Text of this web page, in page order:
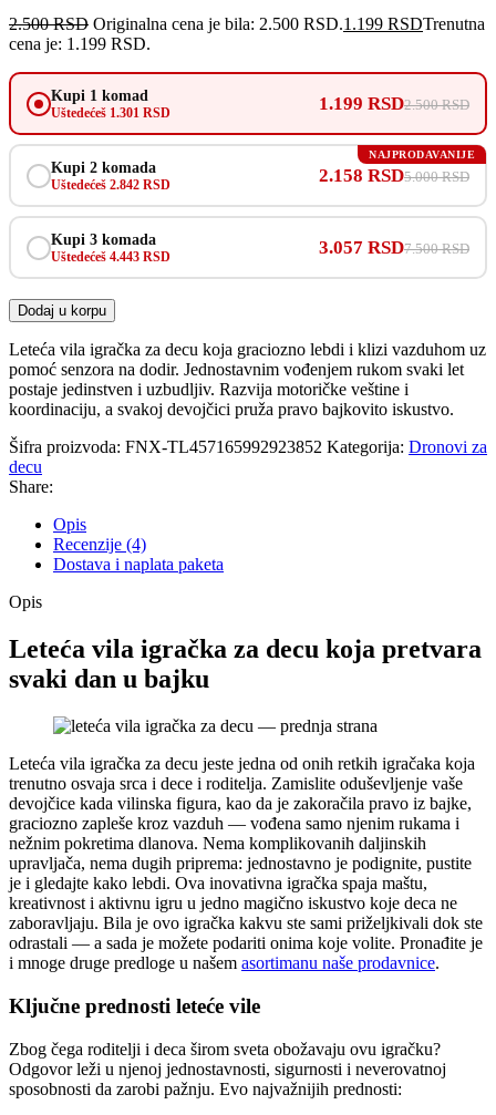
2.500RSD Originalna cena je bila: 2.500 RSD.1.199 RSDTrenutna
cena je: 1.199 RSD.
Kupi 1 komad
Uštedećeš 1.301 RSD 1.199 RSD2.500 RSD
Kupi 2 komada
Uštedećeš 2.842 RSD 2.158 RSD5.000 RSD
NAJPRODAVANIJE
Kupi 3 komada
Uštedećeš 4.443 RSD 3.057 RSD7.500 RSD
Dodaj u korpu
Leteća vila igračka za decu koja graciozno lebdi i klizi vazduhom uz
pomoć senzora na dodir. Jednostavnim vođenjem rukom svaki let
postaje jedinstven i uzbudljiv. Razvija motoričke veštine i
koordinaciju, a svakoj devojčici pruža pravo bajkovito iskustvo.
Šifra proizvoda: FNX-TL457165992923852 Kategorija: Dronovi za
decu
Share:
Opis
Recenzije (4)
Dostava i naplata paketa
Opis
Leteća vila igračka za decu koja pretvara
svaki dan u bajku
Leteća vila igračka za decu jeste jedna od onih retkih igračaka koja
trenutno osvaja srca i dece i roditelja. Zamislite oduševljenje vaše
devojčice kada vilinska figura, kao da je zakoračila pravo iz bajke,
graciozno zapleše kroz vazduh — vođena samo njenim rukama i
nežnim pokretima dlanova. Nema komplikovanih daljinskih
upravljača, nema dugih priprema: jednostavno je podignite, pustite
je i gledajte kako lebdi. Ova inovativna igračka spaja maštu,
kreativnost i aktivnu igru u jedno magično iskustvo koje deca ne
zaboravljaju. Bila je ovo igračka kakvu ste sami priželjkivali dok ste
odrastali — a sada je možete podariti onima koje volite. Pronađite je
i mnoge druge predloge u našem asortimanu naše prodavnice.
Ključne prednosti leteće vile
Zbog čega roditelji i deca širom sveta obožavaju ovu igračku?
Odgovor leži u njenoj jednostavnosti, sigurnosti i neverovatnoj
sposobnosti da zarobi pažnju. Evo najvažnijih prednosti: